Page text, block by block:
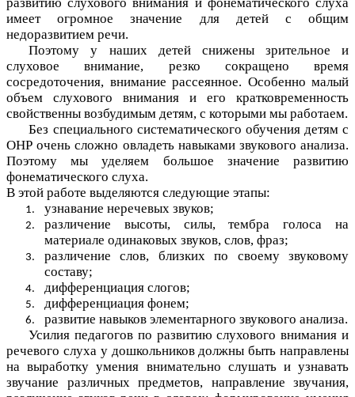
имеет огромное значение для детей с общим
недоразвитием речи.
Поэтому у наших детей снижены зрительное и
слуховое внимание, резко сокращено время
сосредоточения, внимание рассеянное. Особенно малый
объем слухового внимания и его кратковременность
свойственны возбудимым детям, с которыми мы работаем.
Без специального систематического обучения детям с
ОНР очень сложно овладеть навыками звукового анализа.
Поэтому мы уделяем большое значение развитию
фонематического слуха.
В этой работе выделяются следующие этапы:
узнавание неречевых звуков;
различение высоты, силы, тембра голоса на
материале одинаковых звуков, слов, фраз;
различение слов, близких по своему звуковому
составу;
дифференциация слогов;
дифференциация фонем;
развитие навыков элементарного звукового анализа.
Усилия педагогов по развитию слухового внимания и
речевого слуха у дошкольников должны быть направлены
на выработку умения внимательно слушать и узнавать
звучание различных предметов, направление звучания,